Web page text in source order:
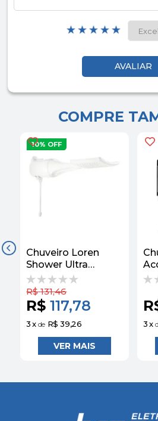
COMPRE
10% OFF
Chuveiro Loren
Shower Ultra
Eletrônica 6800W
220V - Lorenzetti
R$ 131,46
R$ 117,78
3x de R$ 39,26 3x